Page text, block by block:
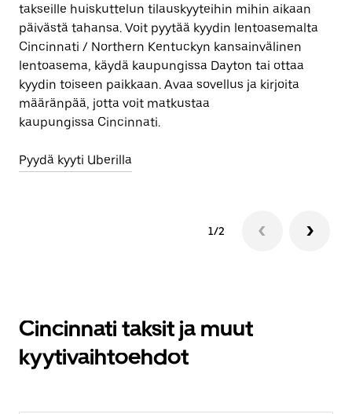
takseille huiskuttelun tilauskyyteihin mihin aikaan
päivästä tahansa. Voit pyytää kyydin lentoasemalta
Cincinnati / Northern Kentuckyn kansainvälinen
lentoasema, käydä kaupungissa Dayton tai ottaa
kyydin toiseen paikkaan. Avaa sovellus ja kirjoita
määränpää, jotta voit matkustaa
kaupungissa Cincinnati.
Pyydä kyyti Uberilla
1/2
Cincinnati taksit ja muut
kyytivaihtoehdot